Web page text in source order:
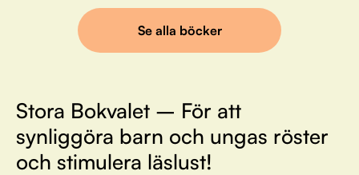
Se alla böcker
Stora Bokvalet – För att
synliggöra barn och ungas röster
och stimulera läslust!